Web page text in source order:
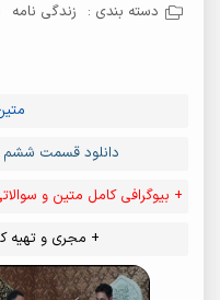
دسته بندی : زندگی نامه
دانلود قسمت ششم
+ مجری و تهیه